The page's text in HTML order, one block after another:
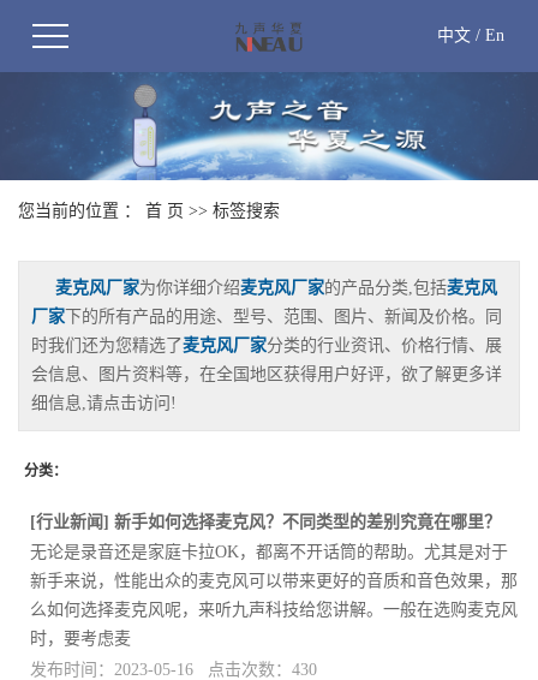
中文 / En
您当前的位置 ： 首 页 >> 标签搜索
麦克风厂家为你详细介绍麦克风厂家的产品分类,包括麦克风
厂家下的所有产品的用途、型号、范围、图片、新闻及价格。同
时我们还为您精选了麦克风厂家分类的行业资讯、价格行情、展
会信息、图片资料等，在全国地区获得用户好评，欲了解更多详
细信息,请点击访问!
分类：
[行业新闻] 新手如何选择麦克风？不同类型的差别究竟在哪里？
无论是录音还是家庭卡拉OK，都离不开话筒的帮助。尤其是对于
新手来说，性能出众的麦克风可以带来更好的音质和音色效果，那
么如何选择麦克风呢，来听九声科技给您讲解。一般在选购麦克风
时，要考虑麦
发布时间：2023-05-16 点击次数：430